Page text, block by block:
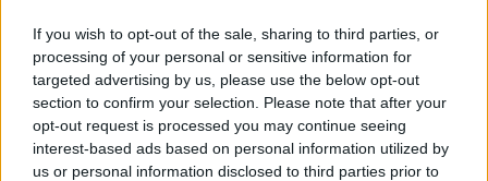
If you wish to opt-out of the sale, sharing to third parties, or
processing of your personal or sensitive information for
targeted advertising by us, please use the below opt-out
section to confirm your selection. Please note that after your
opt-out request is processed you may continue seeing
interest-based ads based on personal information utilized by
us or personal information disclosed to third parties prior to
πρίγκιπα της Ουαλίας καθώς παρακολουθούσε την
αγαπημένη του ομάδα να αντιμετωπίζει έναν
δύσκολο αντίπαλο στα προημιτελικά της
ευρωπαϊκής διοργάνωσης.